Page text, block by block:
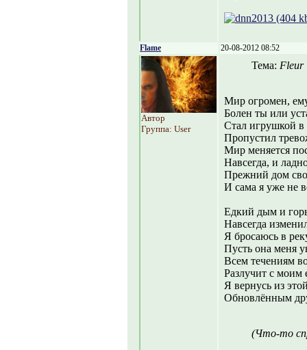
Flame 20-08-2012 08:52
Автор
Группа: User
Тема: Fleur
Мир огромен,
Болен ты или
Стал игрушкой в
Пропустил
Мир меняется
Навсегда, и
Прежний дом
И сама я уже не
Едкий дым и
Навсегда
Я бросаюсь в
Пусть она меня
Всем течениям
Разлучит с моим
Я вернусь из
Обновлённым
(Что-то